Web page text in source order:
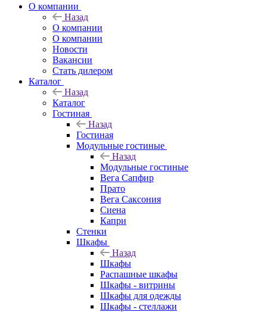
О компании
Назад
О компании
О компании
Новости
Вакансии
Стать дилером
Каталог
Назад
Каталог
Гостиная
Назад
Гостиная
Модульные гостиные
Назад
Модульные гостиные
Вега Сапфир
Прато
Вега Саксония
Сиена
Капри
Стенки
Шкафы
Назад
Шкафы
Распашные шкафы
Шкафы - витрины
Шкафы для одежды
Шкафы - стеллажи